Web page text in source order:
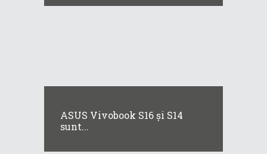
ASUS Vivobook S16 și S14
sunt...